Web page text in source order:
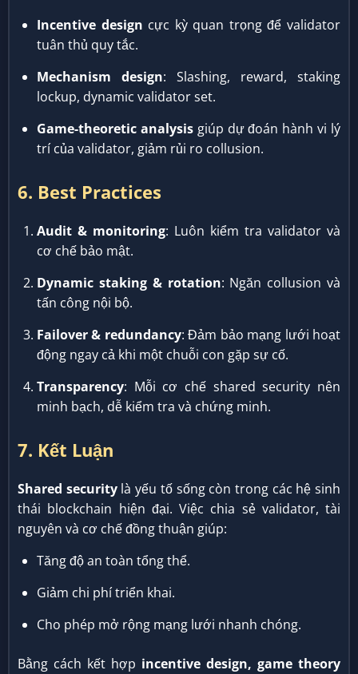
Incentive design cực kỳ quan trọng để validator
tuân thủ quy tắc.
Mechanism design: Slashing, reward, staking
lockup, dynamic validator set.
Game-theoretic analysisgiúp dự đoán hành vi lý
trí của validator, giảm rủi ro collusion.
6. Best Practices
Audit & monitoring: Luôn kiểm tra validator và
cơ chế bảo mật.
Dynamic staking & rotation: Ngăn collusion và
tấn công nội bộ.
Failover & redundancy: Đảm bảo mạng lưới hoạt
động ngay cả khi một chuỗi con gặp sự cố.
Transparency: Mỗi cơ chế shared security nên
minh bạch, dễ kiểm tra và chứng minh.
7. Kết Luận
Shared securitylà yếu tố sống còn trong các hệ sinh
thái blockchain hiện đại. Việc chia sẻ validator, tài
nguyên và cơ chế đồng thuận giúp:
Tăng độ an toàn tổng thể.
Giảm chi phí triển khai.
Cho phép mở rộng mạng lưới nhanh chóng.
Bằng cách kết hợp incentive design, game theory